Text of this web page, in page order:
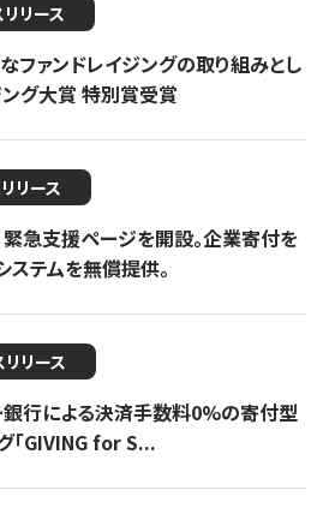
リース
ファンドレイジングの取り組みとし
グ大賞 特別賞受賞
リース
緊急支援ページを開設。企業寄付を
テムを無償提供。
リリース
銀行による決済手数料0%の寄付型
「GIVING for S...